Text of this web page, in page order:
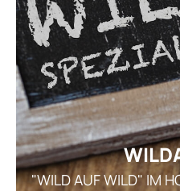
"WILD AUF WILD" IM